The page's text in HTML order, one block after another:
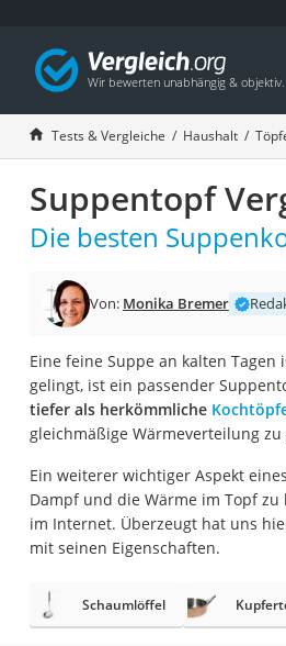
Tests & Vergleiche Haushalt
Suppentopf
Die besten
Von: Monika Bremer
Eine feine Suppe an kalten
gelingt, ist ein passender
tiefer als herkömmliche
gleichmäßige Wärmeverteilung
Ein weiterer wichtiger Aspekt
Dampf und die Wärme im Topf
im Internet. Überzeugt hat uns
mit seinen Eigenschaften.
Schaumlöffel